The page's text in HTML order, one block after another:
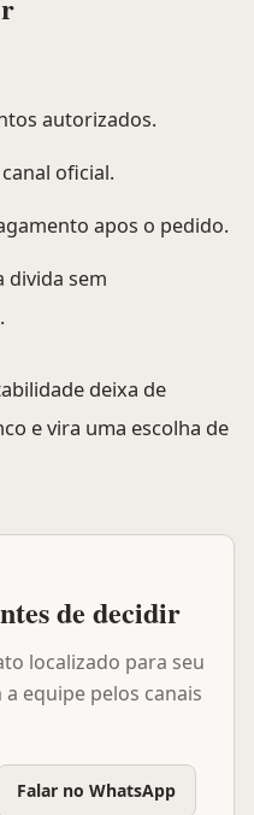
autorizados.
oficial.
apos o pedido.
divida sem
deixa de
e vira uma escolha de
de decidir
localizado para seu
a equipe pelos canais
Falar no WhatsApp